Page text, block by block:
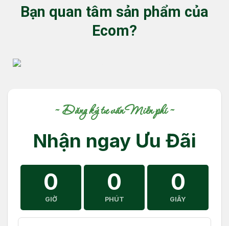
Bạn quan tâm sản phẩm của
Ecom?
Đăng ký tư vấn Miễn phí
Nhận ngay Ưu Đãi
0
GIỜ
0
PHÚT
0
GIÂY